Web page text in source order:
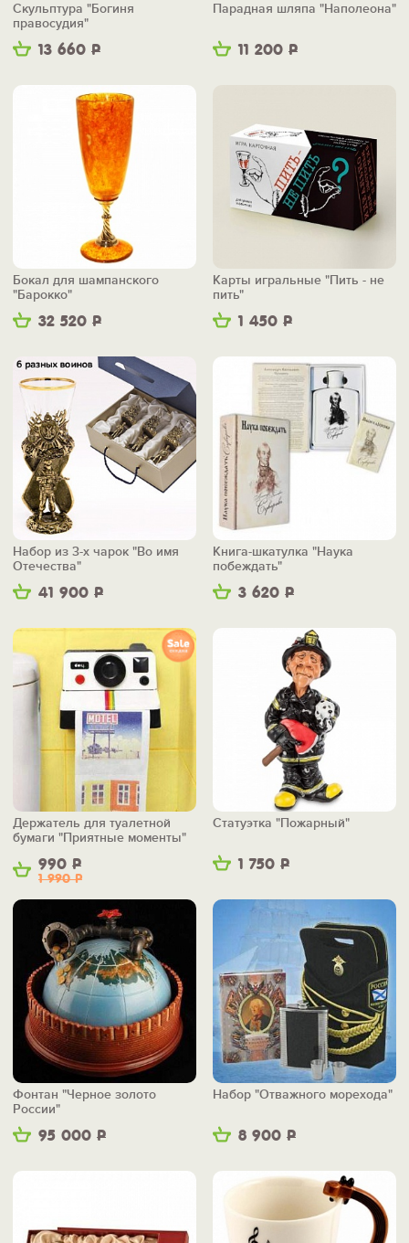
13 660 Р
Скульптура "Богиня
правосудия"
11 200 Р
Парадная шляпа "Наполеона"
32 520 Р
Бокал для шампанского
"Барокко"
1 450 Р
Карты игральные "Пить - не
пить"
41 900 Р
Набор из 3-х чарок "Во имя
Отечества"
3 620 Р
Книга-шкатулка "Наука
побеждать"
990 Р
1 990Р
Держатель для туалетной
бумаги "Приятные моменты"
1 750 Р
Статуэтка "Пожарный"
95 000 Р
Фонтан "Черное золото
России"
8 900 Р
Набор "Отважного морехода"